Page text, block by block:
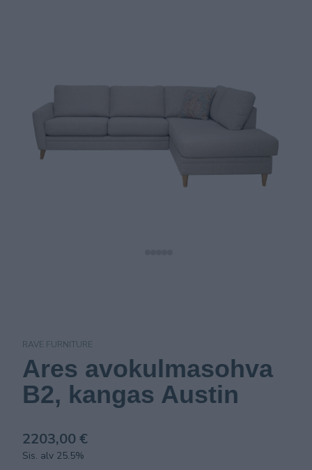
RAVE FURNITURE
Ares avokulmasohva
B2, kangas Austin
2203,00 €
Sis. alv 25.5%